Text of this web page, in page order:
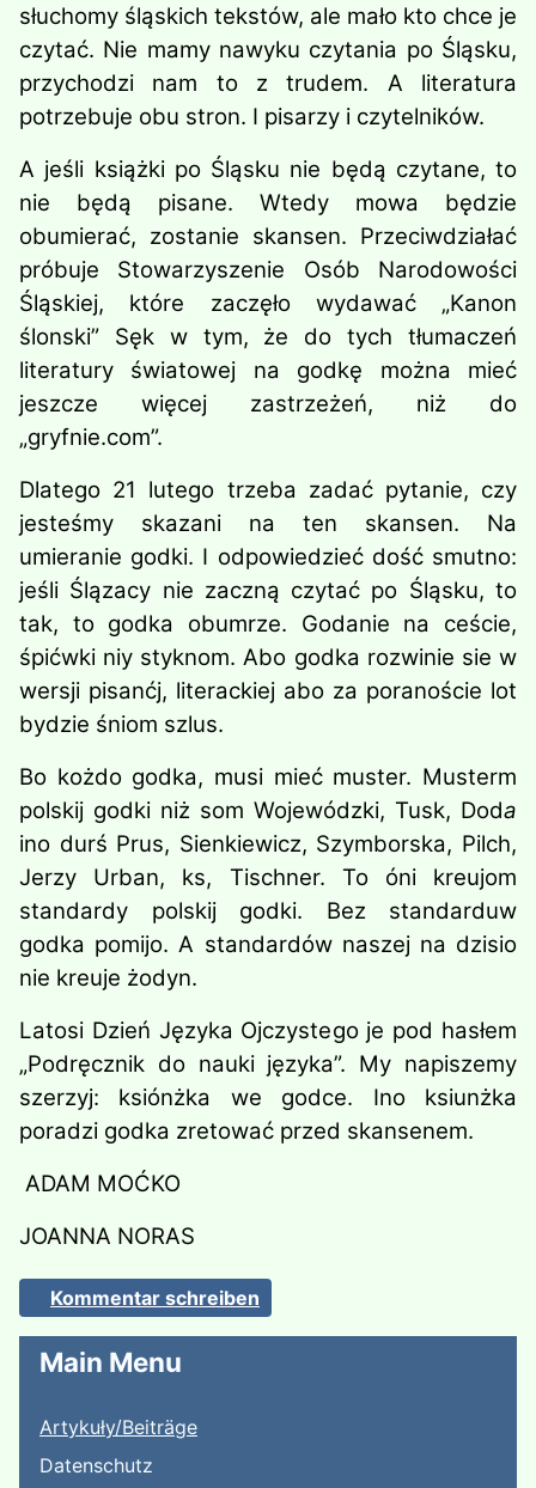
Main Menu
Artykuły/Beiträge
Datenschutz
słuchomy śląskich tekstów, ale mało kto chce je
czytać. Nie mamy nawyku czytania po Śląsku,
przychodzi nam to z trudem. A lite­ratura
potrzebuje obu stron. I pisarzy i czytelników.
A jeśli książki po Śląsku nie będą czytane, to
nie będą pisane. Wtedy mowa będzie
obumierać, zostanie skansen. Przeciwdziałać
próbuje Sto­warzyszenie Osób Narodowości
Ślą­skiej, które zaczęło wydawać „Kanon
ślonski” Sęk w tym, że do tych tłu­maczeń
literatury światowej na godkę można mieć
jeszcze więcej zastrzeżeń, niż do
„gryfnie.com”.
Dlatego 21 lutego trzeba zadać py­tanie, czy
jesteśmy skazani na ten skan­sen. Na
umieranie godki. I odpowiedzieć dość smutno:
jeśli Ślązacy nie zaczną czytać po Śląsku, to
tak, to godka obumrze. Godanie na ceście,
śpićwki niy styknom. Abo godka rozwinie sie w
wersji pisanćj, literackiej abo za poranoście lot
bydzie śniom szlus.
Bo kożdo godka, musi mieć muster. Musterm
polskij godki niż som Wo­jewódzki, Tusk, Doda
ino durś Prus, Sienkiewicz, Szymborska, Pilch,
Je­rzy Urban, ks, Tischner. To óni kreujom
standardy polskij godki. Bez standarduw
godka pomijo. A stan­dardów naszej na dzisio
nie kreuje żodyn.
Latosi Dzień Języka Ojczystego je pod hasłem
„Podręcznik do nauki ję­zyka”. My napiszemy
szerzyj: ksiónżka we godce. Ino ksiunżka
poradzi godka zretować przed skansenem.
ADAM MOĆKO
JOANNA NORAS
Kommentar schreiben